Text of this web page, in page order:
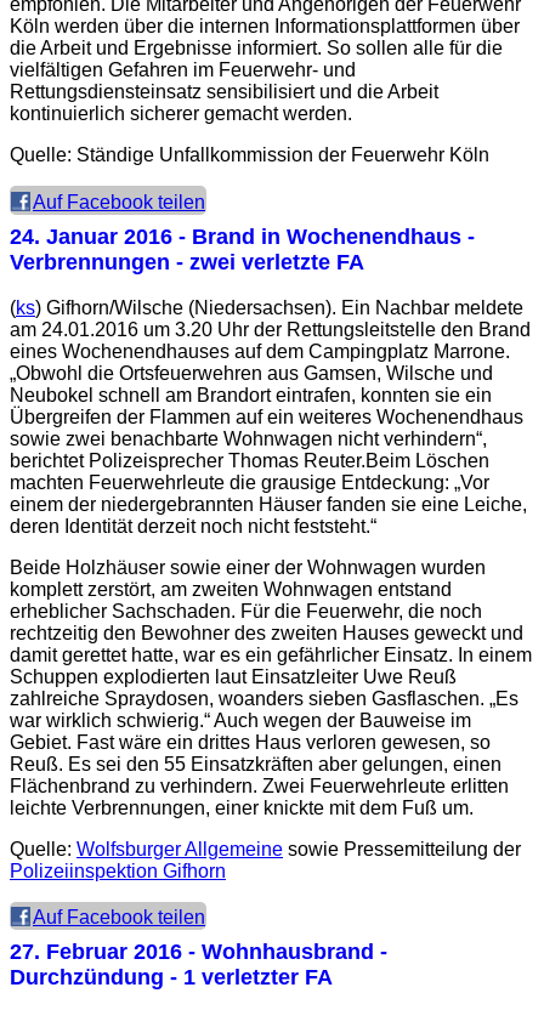
empfohlen. Die Mitarbeiter und Angehörigen der Feuerwehr
Köln werden über die internen Informationsplattformen über
die Arbeit und Ergebnisse informiert. So sollen alle für die
vielfältigen Gefahren im Feuerwehr- und
Rettungsdiensteinsatz sensibilisiert und die Arbeit
kontinuierlich sicherer gemacht werden.
Quelle: Ständige Unfallkommission der Feuerwehr Köln
Auf Facebook teilen
24. Januar 2016 - Brand in Wochenendhaus -
Verbrennungen - zwei verletzte FA
(ks) Gifhorn/Wilsche (Niedersachsen). Ein Nachbar meldete
am 24.01.2016 um 3.20 Uhr der Rettungsleitstelle den Brand
eines Wochenendhauses auf dem Campingplatz Marrone.
„Obwohl die Ortsfeuerwehren aus Gamsen, Wilsche und
Neubokel schnell am Brandort eintrafen, konnten sie ein
Übergreifen der Flammen auf ein weiteres Wochenendhaus
sowie zwei benachbarte Wohnwagen nicht verhindern“,
berichtet Polizeisprecher Thomas Reuter.Beim Löschen
machten Feuerwehrleute die grausige Entdeckung: „Vor
einem der niedergebrannten Häuser fanden sie eine Leiche,
deren Identität derzeit noch nicht feststeht.“
Beide Holzhäuser sowie einer der Wohnwagen wurden
komplett zerstört, am zweiten Wohnwagen entstand
erheblicher Sachschaden. Für die Feuerwehr, die noch
rechtzeitig den Bewohner des zweiten Hauses geweckt und
damit gerettet hatte, war es ein gefährlicher Einsatz. In einem
Schuppen explodierten laut Einsatzleiter Uwe Reuß
zahlreiche Spraydosen, woanders sieben Gasflaschen. „Es
war wirklich schwierig.“ Auch wegen der Bauweise im
Gebiet. Fast wäre ein drittes Haus verloren gewesen, so
Reuß. Es sei den 55 Einsatzkräften aber gelungen, einen
Flächenbrand zu verhindern. Zwei Feuerwehrleute erlitten
leichte Verbrennungen, einer knickte mit dem Fuß um.
Quelle: Wolfsburger Allgemeine sowie Pressemitteilung der
Polizeiinspektion Gifhorn
Auf Facebook teilen
27. Februar 2016 - Wohnhausbrand -
Durchzündung - 1 verletzter FA